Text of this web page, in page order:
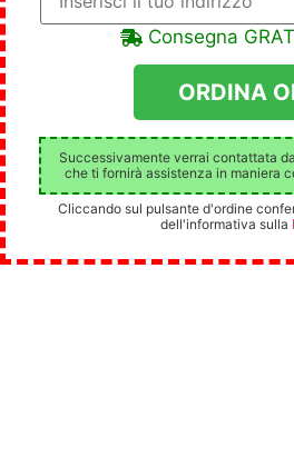
Consegna
Successivamente verrai contattata
che ti fornirà assistenza in maniera
Cliccando sul pulsante d'ordine
dell'informativa sulla